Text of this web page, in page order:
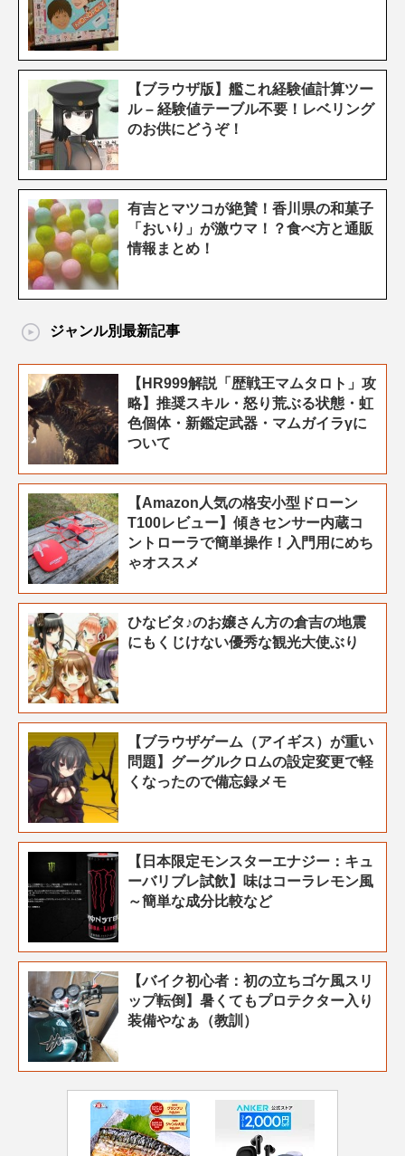
【ブラウザ版】艦これ経験値計算ツー
ル – 経験値テーブル不要！レベリング
のお供にどうぞ！
有吉とマツコが絶賛！香川県の和菓子
「おいり」が激ウマ！？食べ方と通販
情報まとめ！
ジャンル別最新記事
【HR999解説「歴戦王マムタロト」攻
略】推奨スキル・怒り荒ぶる状態・虹
色個体・新鑑定武器・マムガイラγに
ついて
【Amazon人気の格安小型ドローン
T100レビュー】傾きセンサー内蔵コ
ントローラで簡単操作！入門用にめち
ゃオススメ
ひなビタ♪のお嬢さん方の倉吉の地震
にもくじけない優秀な観光大使ぶり
【ブラウザゲーム（アイギス）が重い
問題】グーグルクロムの設定変更で軽
くなったので備忘録メモ
【日本限定モンスターエナジー：キュ
ーバリブレ試飲】味はコーラレモン風
～簡単な成分比較など
【バイク初心者：初の立ちゴケ風スリ
ップ転倒】暑くてもプロテクター入り
装備やなぁ（教訓）